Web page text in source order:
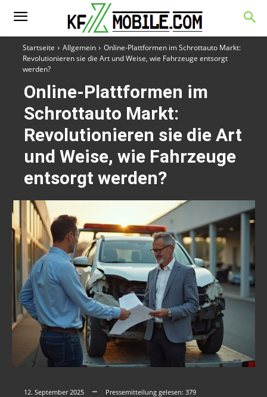
Startseite Allgemein
Online-Plattformen im Schrottauto Markt:
Revolutionieren sie die Art und Weise, wie Fahrzeuge entsorgt
werden?
Online-Plattformen im
Schrottauto Markt:
Revolutionieren sie die Art
und Weise, wie Fahrzeuge
entsorgt werden?
12. September 2025 Pressemitteilung gelesen: 379